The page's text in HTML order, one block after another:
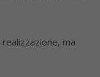
ma